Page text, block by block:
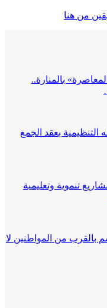
من هنا
بالمنارة..
التنظيمية بعقد الجمع
تنموية وتعليمية
بالقرب من المواطنين لا